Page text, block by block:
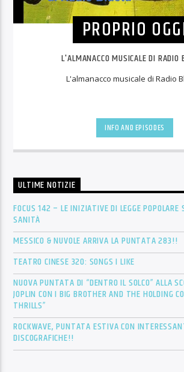
PROPRIO
L'ALMANACCO MUSICALE DI RADIO
L'almanacco musicale di Radio
INFO AND EPISODES
ULTIME NOTIZIE
FOCUS 142 – LE INIZIATIVE DI LEGGE POPOLARE
SANITÀ
MESSICO & NUVOLE ARRIVA LA PUNTATA 283!!
TEATRO CINESE 320: SONGS I LIKE
NUOVA PUNTATA DI “DENTRO IL SOLCO” ALLA
JOPLIN CON I BIG BROTHER AND THE HOLDING
THRILLS”
ROCKWAVE, PUNTATA ESTIVA CON
DISCOGRAFICHE!!